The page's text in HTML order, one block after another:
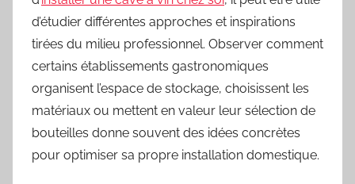
d’étudier différentes approches et inspirations
tirées du milieu professionnel. Observer comment
certains établissements gastronomiques
organisent l’espace de stockage, choisissent les
matériaux ou mettent en valeur leur sélection de
bouteilles donne souvent des idées concrètes
pour optimiser sa propre installation domestique.